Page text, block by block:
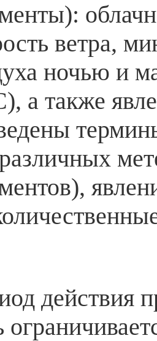
ветра,
ночью и
а также
действия